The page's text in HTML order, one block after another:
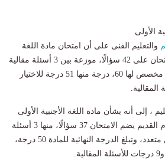
الأولى
والتعليم الفنى على أن امتحان مادة اللغة
الأجنبية الأولى، يشتمل الامتحان على 42 سؤالًا، موزعة بين 3 أسئلة مقالية
و39 سؤال اختيار من متعدد مخصص لها 60، درجة منها 51 درجة للاختيار
، إلى أنه بشأن مادة اللغة الأجنبية الأولى
بالنظام القديم يضم الامتحان 37 سؤالًا، منها 3 أسئلة
مقالية و34 سؤال اختيار من متعدد، وتبلغ الدرجة النهائية للمادة 50 درجة،